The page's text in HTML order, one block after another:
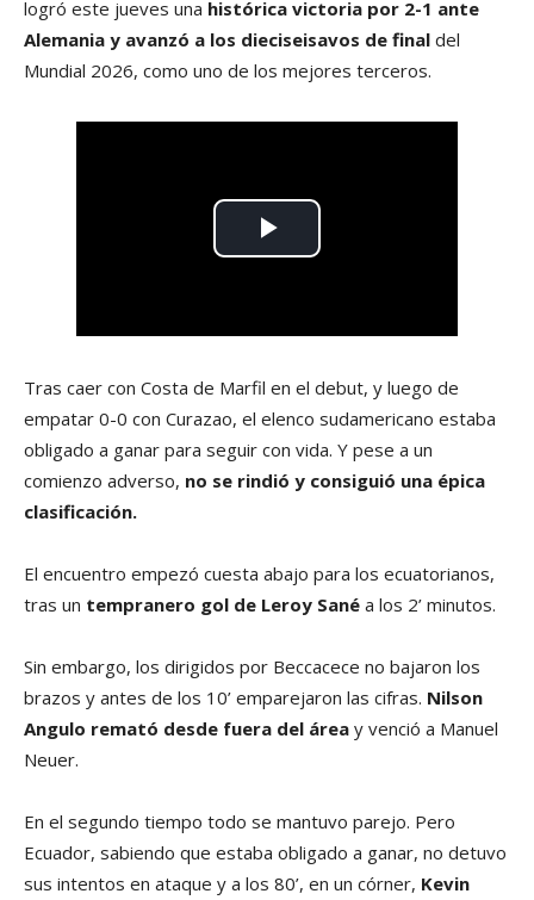
logró este jueves una histórica victoria por 2-1 ante
Alemania y avanzó a los dieciseisavos de final del
Mundial 2026, como uno de los mejores terceros.
Tras caer con Costa de Marfil en el debut, y luego de
empatar 0-0 con Curazao, el elenco sudamericano estaba
obligado a ganar para seguir con vida. Y pese a un
comienzo adverso, no se rindió y consiguió una épica
clasificación.
El encuentro empezó cuesta abajo para los ecuatorianos,
tras un tempranero gol de Leroy Sané a los 2’ minutos.
Sin embargo, los dirigidos por Beccacece no bajaron los
brazos y antes de los 10’ emparejaron las cifras. Nilson
Angulo remató desde fuera del área y venció a Manuel
Neuer.
En el segundo tiempo todo se mantuvo parejo. Pero
Ecuador, sabiendo que estaba obligado a ganar, no detuvo
sus intentos en ataque y a los 80’, en un córner, Kevin